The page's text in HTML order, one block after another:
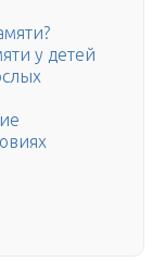
у детей